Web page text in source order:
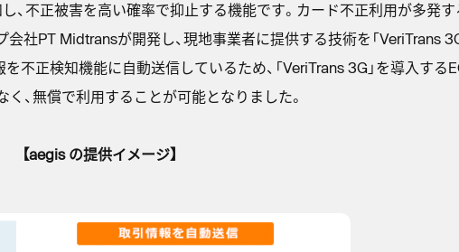
し、不正被害を高い確率で抑止する機能です。カード不正利用が多発
社PT Midtransが開発し、現地事業者に提供する技術を「VeriTrans
不正検知機能に自動送信しているため、「VeriTrans 3G」を導入する
、無償で利用することが可能となりました。
【aegis の提供イメージ】